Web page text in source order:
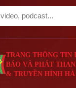
TRANG THÔNG TIN
BÁO VÀ PHÁT
& TRUYỀN HÌNH